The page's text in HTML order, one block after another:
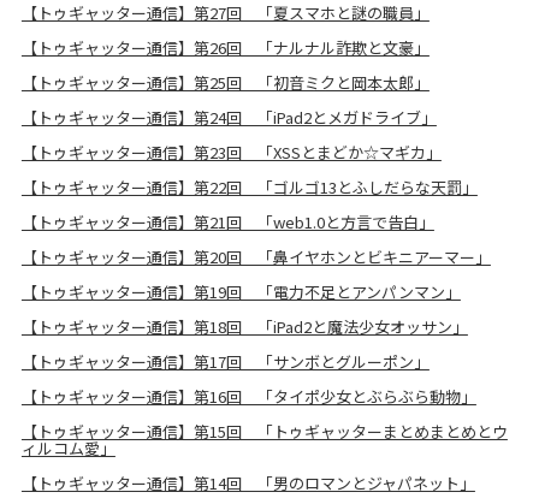
【トゥギャッター通信】第27回 「夏スマホと謎の職員」
【トゥギャッター通信】第26回 「ナルナル詐欺と文豪」
【トゥギャッター通信】第25回 「初音ミクと岡本太郎」
【トゥギャッター通信】第24回 「iPad2とメガドライブ」
【トゥギャッター通信】第23回 「XSSとまどか☆マギカ」
【トゥギャッター通信】第22回 「ゴルゴ13とふしだらな天罰」
【トゥギャッター通信】第21回 「web1.0と方言で告白」
【トゥギャッター通信】第20回 「鼻イヤホンとビキニアーマー」
【トゥギャッター通信】第19回 「電力不足とアンパンマン」
【トゥギャッター通信】第18回 「iPad2と魔法少女オッサン」
【トゥギャッター通信】第17回 「サンボとグルーポン」
【トゥギャッター通信】第16回 「タイポ少女とぶらぶら動物」
【トゥギャッター通信】第15回 「トゥギャッターまとめまとめとウ
ィルコム愛」
【トゥギャッター通信】第14回 「男のロマンとジャパネット」